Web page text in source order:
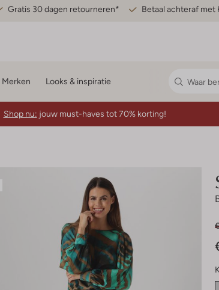
Gratis 30 dagen retourneren* Betaal achteraf met
Merken Looks & inspiratie
Shop nu: jouw must-haves tot 70% korting!